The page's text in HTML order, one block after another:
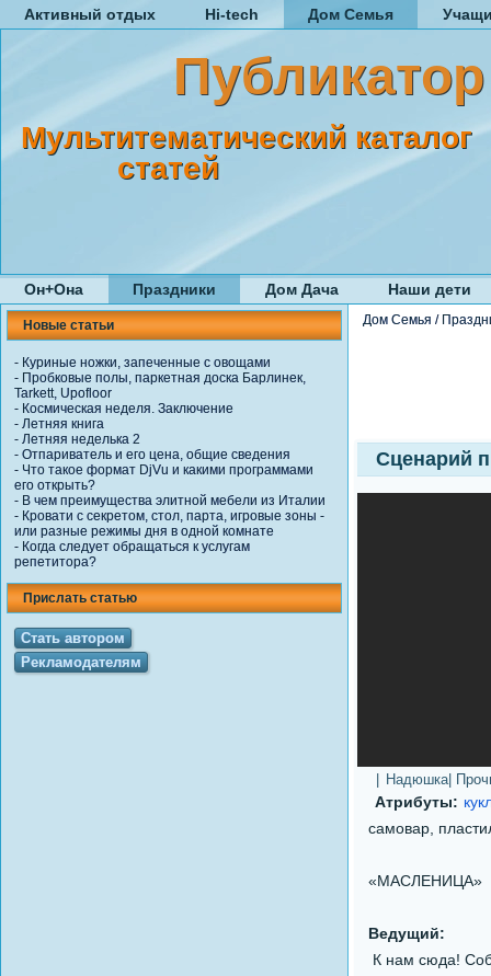
Активный отдых Hi-tech Дом Семья
Публикатор
Мультитематический каталог
статей
Он+Она Праздники Дом Дача Наши дети
Новые статьи
- Куриные ножки, запеченные с овощами
- Пробковые полы, паркетная доска Барлинек,
Tarkett, Upofloor
- Космическая неделя. Заключение
- Летняя книга
- Летняя неделька 2
- Отпариватель и его цена, общие сведения
- Что такое формат DjVu и какими программами
его открыть?
- В чем преимущества элитной мебели из Италии
- Кровати с секретом, стол, парта, игровые зоны -
или разные режимы дня в одной комнате
- Когда следует обращаться к услугам
репетитора?
Прислать статью
Стать автором
Рекламодателям
Дом Семья /
Сценарий
Надюшка|
Атрибуты:
самовар,
«МАСЛЕНИЦА»
Ведущий:
К нам сюда!